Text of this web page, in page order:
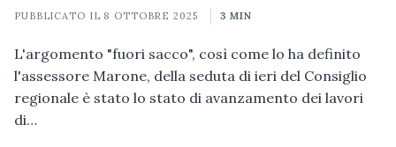
PUBBLICATO IL 8 OTTOBRE 2025 3 MIN
L'argomento "fuori sacco", così come lo ha definito
l'assessore Marone, della seduta di ieri del Consiglio
regionale è stato lo stato di avanzamento dei lavori
di…